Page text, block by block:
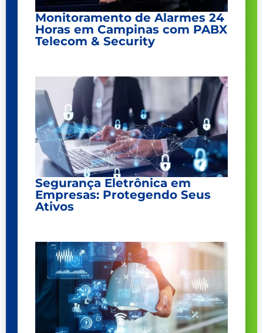
Monitoramento de Alarmes 24
Horas em Campinas com PABX
Telecom & Security
Segurança Eletrônica em
Empresas: Protegendo Seus
Ativos